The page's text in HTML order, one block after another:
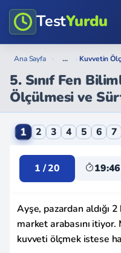
TestYurdu
Ana Sayfa › ... › Kuvvetin
5. Sınıf Fen
Ölçülmesi ve
5. Sınıf Fen
1 2 3 4 5 6 7
1 / 20 19:45
Ayşe, pazardan aldığı
market arabasını itiyor.
kuvveti ölçmek istese